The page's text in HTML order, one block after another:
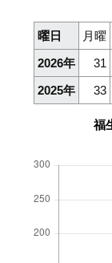
曜日 月曜
2026年
31
2025年
33